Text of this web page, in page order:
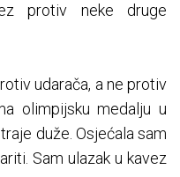
protiv neke druge
udarača, a ne protiv
olimpijsku medalju u
duže. Osjećala sam
Sam ulazak u kavez